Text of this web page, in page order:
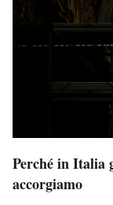
Perché in Italia
accorgiamo